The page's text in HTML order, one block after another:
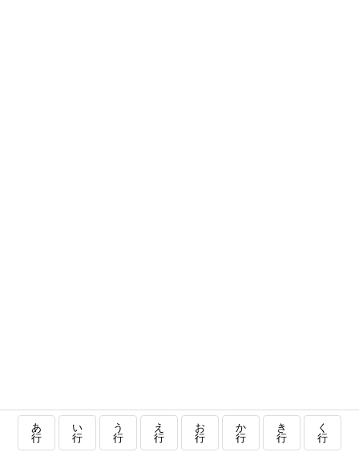
あ
行
い
行
う
行
え
行
お
行
か
行
き
行
く
行